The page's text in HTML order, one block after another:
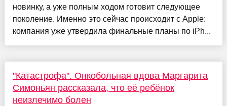
новинку, а уже полным ходом готовит следующее
поколение. Именно это сейчас происходит с Apple:
компания уже утвердила финальные планы по iPh...
"Катастрофа". Онкобольная вдова Маргарита
Симоньян рассказала, что её ребёнок
неизлечимо болен